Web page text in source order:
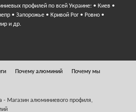
профилей по всей Украине: • Киев •
• Запорожье • Кривой Рог • Ровно •
и др.
Почему алюминий Почему мы
- Магазин алюминиевого профиля,